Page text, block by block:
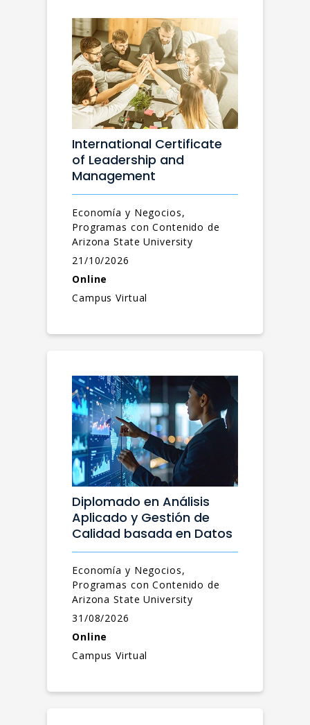
International Certificate
of Leadership and
Management
Economía y Negocios,
Programas con Contenido de
Arizona State University
21/10/2026
Online
Campus Virtual
Diplomado en Análisis
Aplicado y Gestión de
Calidad basada en Datos
Economía y Negocios,
Programas con Contenido de
Arizona State University
31/08/2026
Online
Campus Virtual